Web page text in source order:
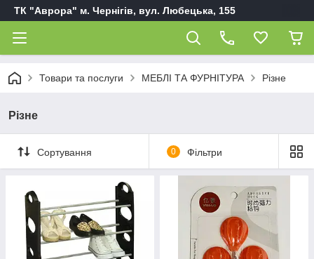
ТК "Аврора" м. Чернігів, вул. Любецька, 155
Товари та послуги МЕБЛІ ТА ФУРНІТУРА Різне
Різне
Сортування 0 Фільтри